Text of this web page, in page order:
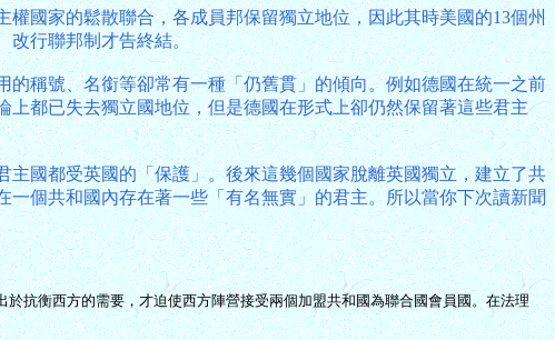
國家的鬆散聯合，各成員邦保留獨立地位，因此其時美國的13個州
改行聯邦制才告終結。
稱號、名銜等卻常有一種「仍舊貫」的傾向。例如德國在統一之前
都已失去獨立國地位，但是德國在形式上卻仍然保留著這些君主
國都受英國的「保護」。後來這幾個國家脫離英國獨立，建立了共
個共和國內存在著一些「有名無實」的君主。所以當你下次讀新聞
抗衡西方的需要，才迫使西方陣營接受兩個加盟共和國為聯合國會員國。在法理